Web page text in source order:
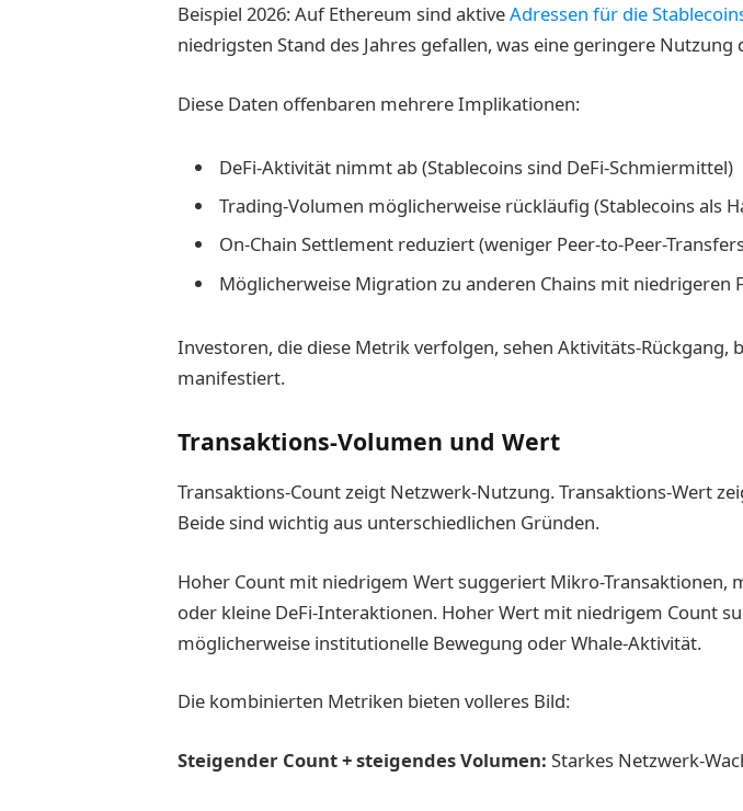
Beispiel 2026: Auf Ethereum sind aktiveAdressen für die
niedrigsten Stand des Jahres gefallen, was eine geringere Nutzung
Diese Daten offenbaren mehrere Implikationen:
DeFi-Aktivität nimmt ab (Stablecoins sind DeFi-Schmiermittel)
Trading-Volumen möglicherweise rückläufig (Stablecoins als
On-Chain Settlement reduziert (weniger Peer-to-Peer-
Möglicherweise Migration zu anderen Chains mit niedrigeren
Investoren, die diese Metrik verfolgen, sehen Aktivitäts-Rückgang,
manifestiert.
Transaktions-Volumen und Wert
Transaktions-Count zeigt Netzwerk-Nutzung. Transaktions-Wert
Beide sind wichtig aus unterschiedlichen Gründen.
Hoher Count mit niedrigem Wert suggeriert Mikro-Transaktionen,
oder kleine DeFi-Interaktionen. Hoher Wert mit niedrigem Count
möglicherweise institutionelle Bewegung oder Whale-Aktivität.
Die kombinierten Metriken bieten volleres Bild:
Steigender Count + steigendes Volumen: Starkes Netzwerk-